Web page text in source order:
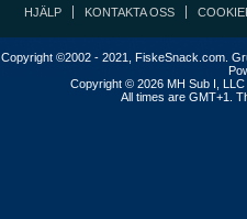
HJÄLP KONTAKTA OSS
Copyright ©2002 - 2021, FiskeSnack.com.
Copyright © 2026 MH Sub I,
All times are GMT+1.